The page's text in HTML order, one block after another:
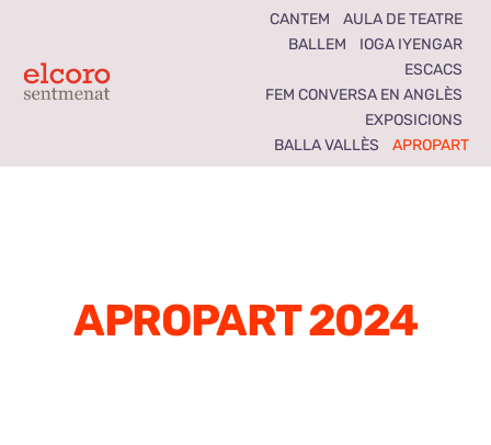
content
Toggle
CANTEM
AULA DE TEATRE
BALLEM
IOGA IYENGAR
ESCACS
FEM CONVERSA EN ANGLÈS
EXPOSICIONS
BALLA VALLÈS
APROPART
APROPART 2024